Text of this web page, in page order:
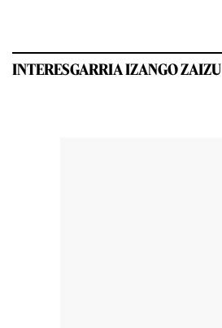
INTERESGARRIA IZANGO ZAIZU